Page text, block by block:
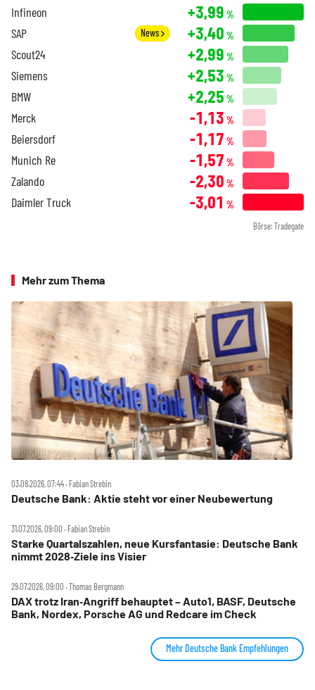
Infineon +3,99 %
SAP News +3,40 %
Scout24 +2,99 %
Siemens +2,53 %
BMW +2,25 %
Merck -1,13 %
Beiersdorf -1,17 %
Munich Re -1,57 %
Zalando -2,30 %
Daimler Truck -3,01 %
Börse: Tradegate
Mehr zum Thema
03.08.2026, 07:44 ‧ Fabian Strebin
Deutsche Bank: Aktie steht vor einer Neubewertung
31.07.2026, 09:00 ‧ Fabian Strebin
Starke Quartalszahlen, neue Kursfantasie: Deutsche Bank
nimmt 2028‑Ziele ins Visier
29.07.2026, 09:00 ‧ Thomas Bergmann
DAX trotz Iran‑Angriff behauptet – Auto1, BASF, Deutsche
Bank, Nordex, Porsche AG und Redcare im Check
Mehr Deutsche Bank Empfehlungen